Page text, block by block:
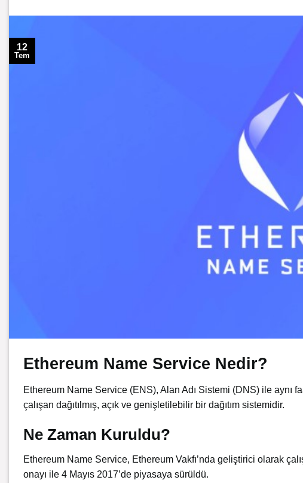
12
Tem
Ethereum Name Service Nedir?
Ethereum Name Service (ENS), Alan Adı Sistemi (DNS) ile aynı
çalışan dağıtılmış, açık ve genişletilebilir bir dağıtım sistemidir.
Ne Zaman Kuruldu?
Ethereum Name Service, Ethereum Vakfı’nda geliştirici olarak
onayı ile 4 Mayıs 2017’de piyasaya sürüldü.